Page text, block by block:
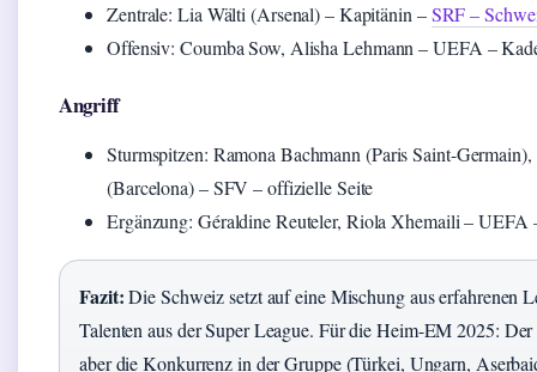
Zentrale: Lia Wälti (Arsenal) – Kapitänin –SRF –
Offensiv: Coumba Sow, Alisha Lehmann – UEFA –
Angriff
Sturmspitzen: Ramona Bachmann (Paris Saint-
(Barcelona) – SFV – offizielle Seite
Ergänzung: Géraldine Reuteler, Riola Xhemaili – UEFA
Fazit:Die Schweiz setzt auf eine Mischung aus erfahrenen
Talenten aus der Super League. Für die Heim-EM 2025:
aber die Konkurrenz in der Gruppe (Türkei, Ungarn,